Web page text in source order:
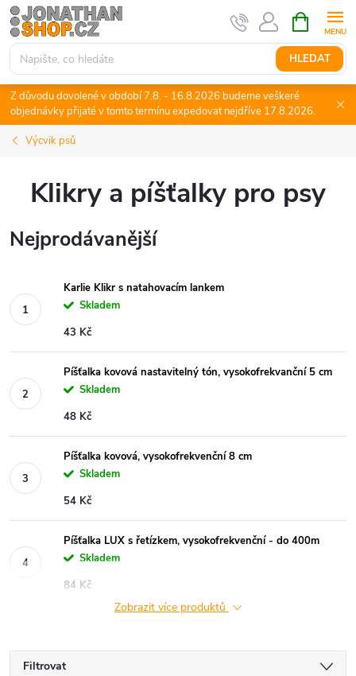
Přejít
na
obsah
HLEDAT
NÁKUPNÍ
KOŠÍK
Z důvodu dovolené v období 7.8. - 16.8.2026 budeme veškeré
objednávky přijaté v tomto termínu expedovat nejdříve 17.8.2026.
Výcvik psů
Klikry a píšťalky pro psy
Nejprodávanější
Karlie Klikr s natahovacím lankem
Skladem
43 Kč
Píšťalka kovová nastavitelný tón, vysokofrekvanční 5 cm
Skladem
48 Kč
Píšťalka kovová, vysokofrekvenční 8 cm
Skladem
54 Kč
Píšťalka LUX s řetízkem, vysokofrekvenční - do 400m
Skladem
84 Kč
Zobrazit více produktů
Filtrovat